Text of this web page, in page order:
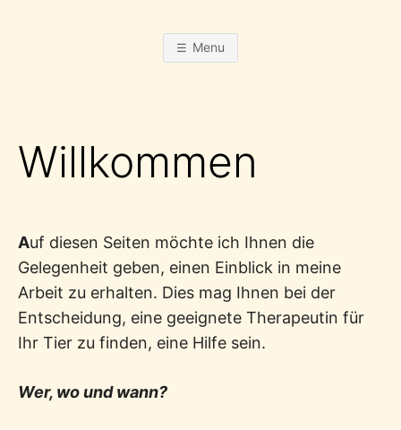
Menu
Willkommen
Auf diesen Seiten möchte ich Ihnen die
Gelegenheit geben, einen Einblick in meine
Arbeit zu erhalten. Dies mag Ihnen bei der
Entscheidung, eine geeignete Therapeutin für
Ihr Tier zu finden, eine Hilfe sein.
Wer, wo und wann?